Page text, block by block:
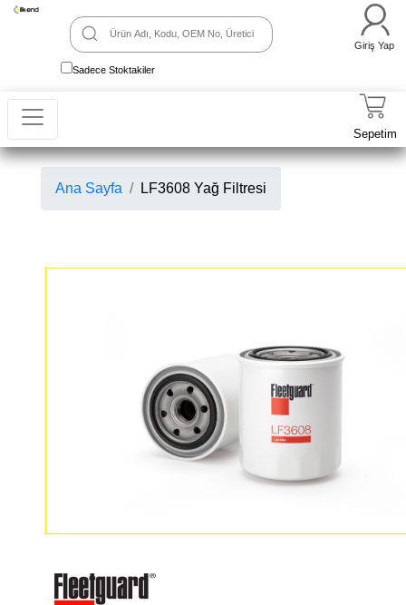
Sadece Stoktakiler
Giriş Yap
Sepetim
Ana Sayfa LF3608 Yağ Filtresi